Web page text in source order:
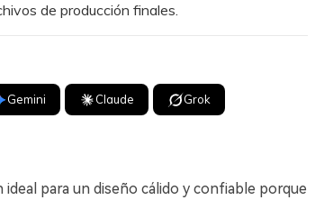
de producción finales.
Gemini Claude Grok
para un diseño cálido y confiable porque